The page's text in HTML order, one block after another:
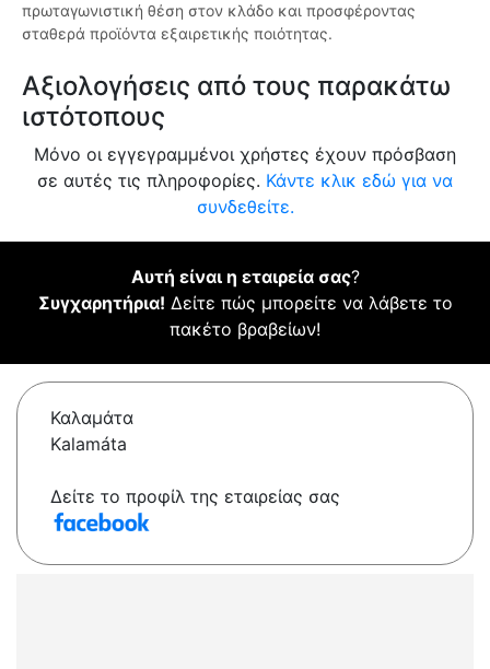
πρωταγωνιστική θέση στον κλάδο και προσφέροντας
σταθερά προϊόντα εξαιρετικής ποιότητας.
Αξιολογήσεις από τους παρακάτω
ιστότοπους
Μόνο οι εγγεγραμμένοι χρήστες έχουν πρόσβαση
σε αυτές τις πληροφορίες. Κάντε κλικ εδώ για να
συνδεθείτε.
Αυτή είναι η εταιρεία σας?
Συγχαρητήρια! Δείτε πώς μπορείτε να λάβετε το
πακέτο βραβείων!
Καλαμάτα
Kalamáta
Δείτε το προφίλ της εταιρείας σας